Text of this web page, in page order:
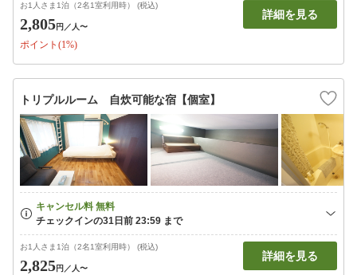
お1人さま1泊（2名1室利用時） (税込)
2,805円 ／人〜
ポイント(1%)
詳細を見る
トリプルルーム 自炊可能な宿【個室】
お1人さま1泊（2名1室利用時） (税込)
2,825円 ／人〜
詳細を見る